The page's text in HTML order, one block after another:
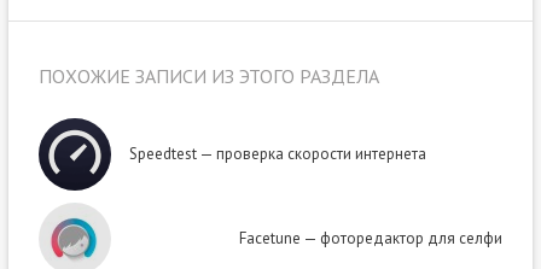
ПОХОЖИЕ ЗАПИСИ ИЗ ЭТОГО РАЗДЕЛА
Speedtest — проверка скорости интернета
Facetune — фоторедактор для селфи